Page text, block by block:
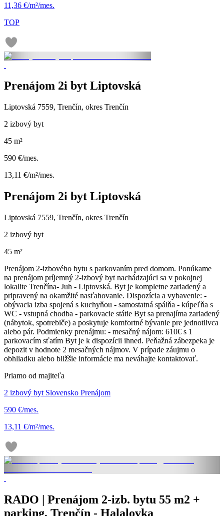
11,36 €/m²/mes.
TOP
Prenájom 2i byt Liptovská
Liptovská 7559, Trenčín, okres Trenčín
2 izbový byt
45 m²
590 €/mes.
13,11 €/m²/mes.
Prenájom 2i byt Liptovská
Liptovská 7559, Trenčín, okres Trenčín
2 izbový byt
45 m²
Prenájom 2-izbového bytu s parkovaním pred domom. Ponúkame
na prenájom príjemný 2-izbový byt nachádzajúci sa v pokojnej
lokalite Trenčína- Juh - Liptovská. Byt je kompletne zariadený a
pripravený na okamžité nasťahovanie. Dispozícia a vybavenie: -
obývacia izba spojená s kuchyňou - samostatná spálňa - kúpeľňa s
WC - vstupná chodba - parkovacie státie Byt sa prenajíma zariadený
(nábytok, spotrebiče) a poskytuje komfortné bývanie pre jednotlivca
alebo pár. Podmienky prenájmu: - mesačný nájom: 610€ s 1
parkovacím sťatím Byt je k dispozícii ihned. Peňažná zábezpeka je
depozit v hodnote 2 mesačných nájmov. V prípade záujmu o
obhliadku alebo bližšie informácie ma neváhajte kontaktovať.
Priamo od majiteľa
2 izbový byt Slovensko Prenájom
590 €/mes.
13,11 €/m²/mes.
RADO | Prenájom 2-izb. bytu 55 m2 +
parking, Trenčín - Halalovka